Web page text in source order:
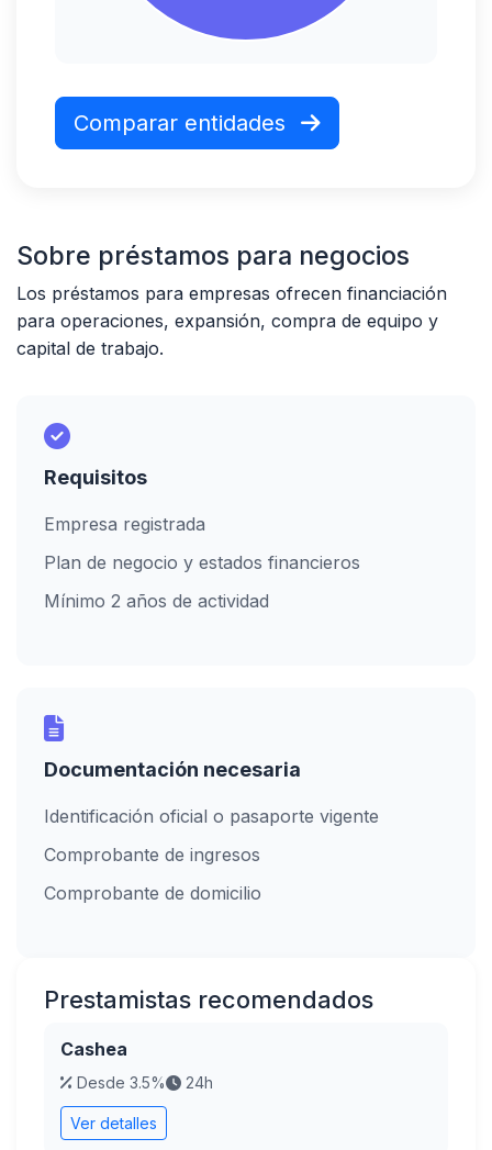
Comparar entidades
Sobre préstamos para negocios
Los préstamos para empresas ofrecen financiación
para operaciones, expansión, compra de equipo y
capital de trabajo.
Requisitos
Empresa registrada
Plan de negocio y estados financieros
Mínimo 2 años de actividad
Documentación necesaria
Identificación oficial o pasaporte vigente
Comprobante de ingresos
Comprobante de domicilio
Prestamistas recomendados
Cashea
Desde 3.5% 24h
Ver detalles